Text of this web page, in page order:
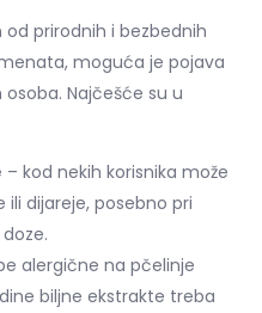
od prirodnih i bezbednih
moguća je pojava
Najčešće su u
– kod nekih korisnika može
dijareje, posebno pri
alergične na pčelinje
biljne ekstrakte treba